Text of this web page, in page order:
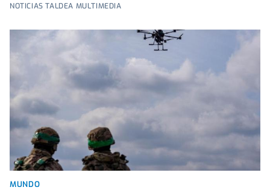
NOTICIAS TALDEA MULTIMEDIA
MUNDO